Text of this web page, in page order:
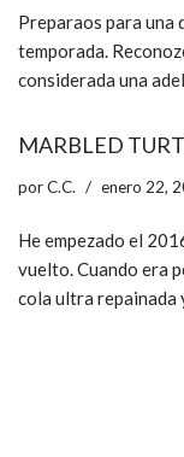
Preparaos para una
temporada.
considerada una
MARBLED
porC.C. enero 22,
He empezado el
vuelto. Cuando era
cola ultra repainada